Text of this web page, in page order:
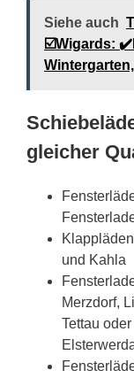
Siehe auch
☑️Wigards:
gleicher
und Kahla
Merzdorf,
Tettau